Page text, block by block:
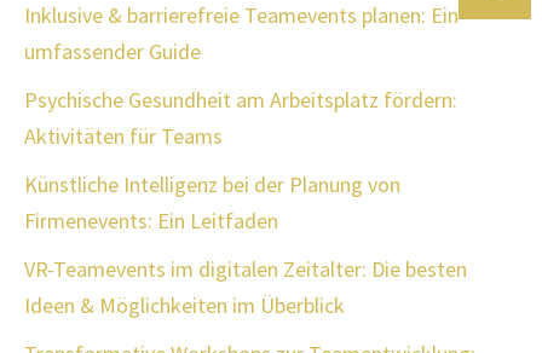
Inklusive & barrierefreie Teamevents planen: Ein
umfassender Guide
Psychische Gesundheit am Arbeitsplatz fördern:
Aktivitäten für Teams
Künstliche Intelligenz bei der Planung von
Firmenevents: Ein Leitfaden
VR-Teamevents im digitalen Zeitalter: Die besten
Ideen & Möglichkeiten im Überblick